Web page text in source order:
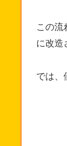
この流
に改造
では、